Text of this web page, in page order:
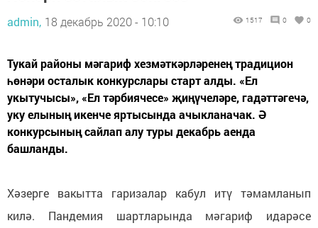
admin, 18 декабрь 2020 - 10:10 1517 0 0
Тукай районы мәгариф хезмәткәрләренең традицион
һөнәри осталык конкурслары старт алды. «Ел
укытучысы», «Ел тәрбиячесе» җиңүчеләре, гадәттәгечә,
уку елының икенче яртысында ачыкланачак. Ә
конкурсының сайлап алу туры декабрь аенда
башланды.
Хәзерге вакытта гаризалар кабул итү тәмамланып
килә. Пандемия шартларында мәгариф идарәсе